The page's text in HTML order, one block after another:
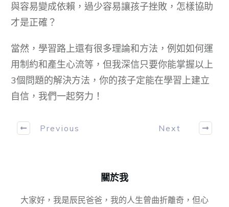
與容易變成依賴，過少容易讓孩子挫敗，怎樣協助
才是正確？
當然，學習路上還有很多理論和方法，例如如何運
用制約和產生心流等，但我深信只要你能掌握以上
3個問題的解決方法，你的孩子定能在學習上建立
自信，我們一起努力！
Previous Next
關於我
大家好，我是辰民爸爸，我的人生曾曲折離奇，但心